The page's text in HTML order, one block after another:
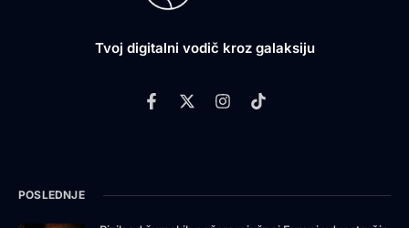
Tvoj digitalni vodič kroz galaksiju
POSLEDNJE